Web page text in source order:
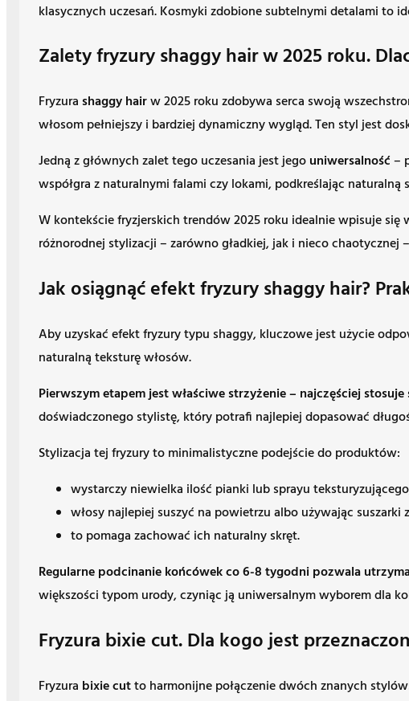
klasycznych uczesań. Kosmyki zdobione subtelnymi detalami to
Zalety fryzury shaggy hair w 2025 roku.
Fryzura shaggy hairw 2025 roku zdobywa serca swoją
włosom pełniejszy i bardziej dynamiczny wygląd. Ten styl jest
Jedną z głównych zalet tego uczesania jest jegouniwersalność–
współgra z naturalnymi falami czy lokami, podkreślając
W kontekście fryzjerskich trendów 2025 roku idealnie wpisuje
różnorodnej stylizacji – zarówno gładkiej, jak i nieco chaotycznej
Jak osiągnąć efekt fryzury shaggy hair?
Aby uzyskać efekt fryzury typu shaggy, kluczowe jest użycie
naturalną teksturę włosów.
Pierwszym etapem jest właściwe strzyżenie – najczęściej
doświadczonego stylistę, który potrafi najlepiej dopasować
Stylizacja tej fryzury to minimalistyczne podejście do produktów:
wystarczy niewielka ilość pianki lub sprayu
włosy najlepiej suszyć na powietrzu albo używając suszarki
to pomaga zachować ich naturalny skręt.
Regularne podcinanie końcówek co 6-8 tygodni pozwala
większości typom urody, czyniąc ją uniwersalnym wyborem dla
Fryzura bixie cut. Dla kogo jest
Fryzura bixie cutto harmonijne połączenie dwóch znanych